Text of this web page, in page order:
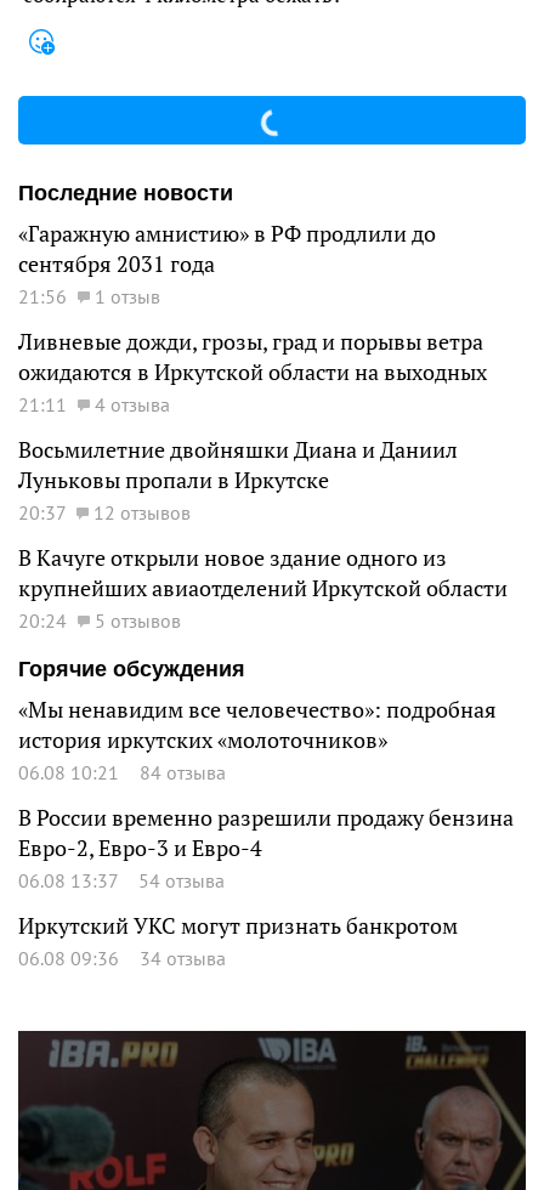
Последние новости
«Гаражную амнистию» в РФ продлили до
сентября 2031 года
21:56 1 отзыв
Ливневые дожди, грозы, град и порывы ветра
ожидаются в Иркутской области на выходных
21:11 4 отзыва
Восьмилетние двойняшки Диана и Даниил
Луньковы пропали в Иркутске
20:37 12 отзывов
В Качуге открыли новое здание одного из
крупнейших авиаотделений Иркутской области
20:24
5 отзывов
Горячие обсуждения
«Мы ненавидим все человечество»: подробная
история иркутских «молоточников»
06.08 10:21 84 отзыва
В России временно разрешили продажу бензина
Евро-2, Евро-3 и Евро-4
06.08 13:37 54 отзыва
Иркутский УКС могут признать банкротом
06.08 09:36 34 отзыва